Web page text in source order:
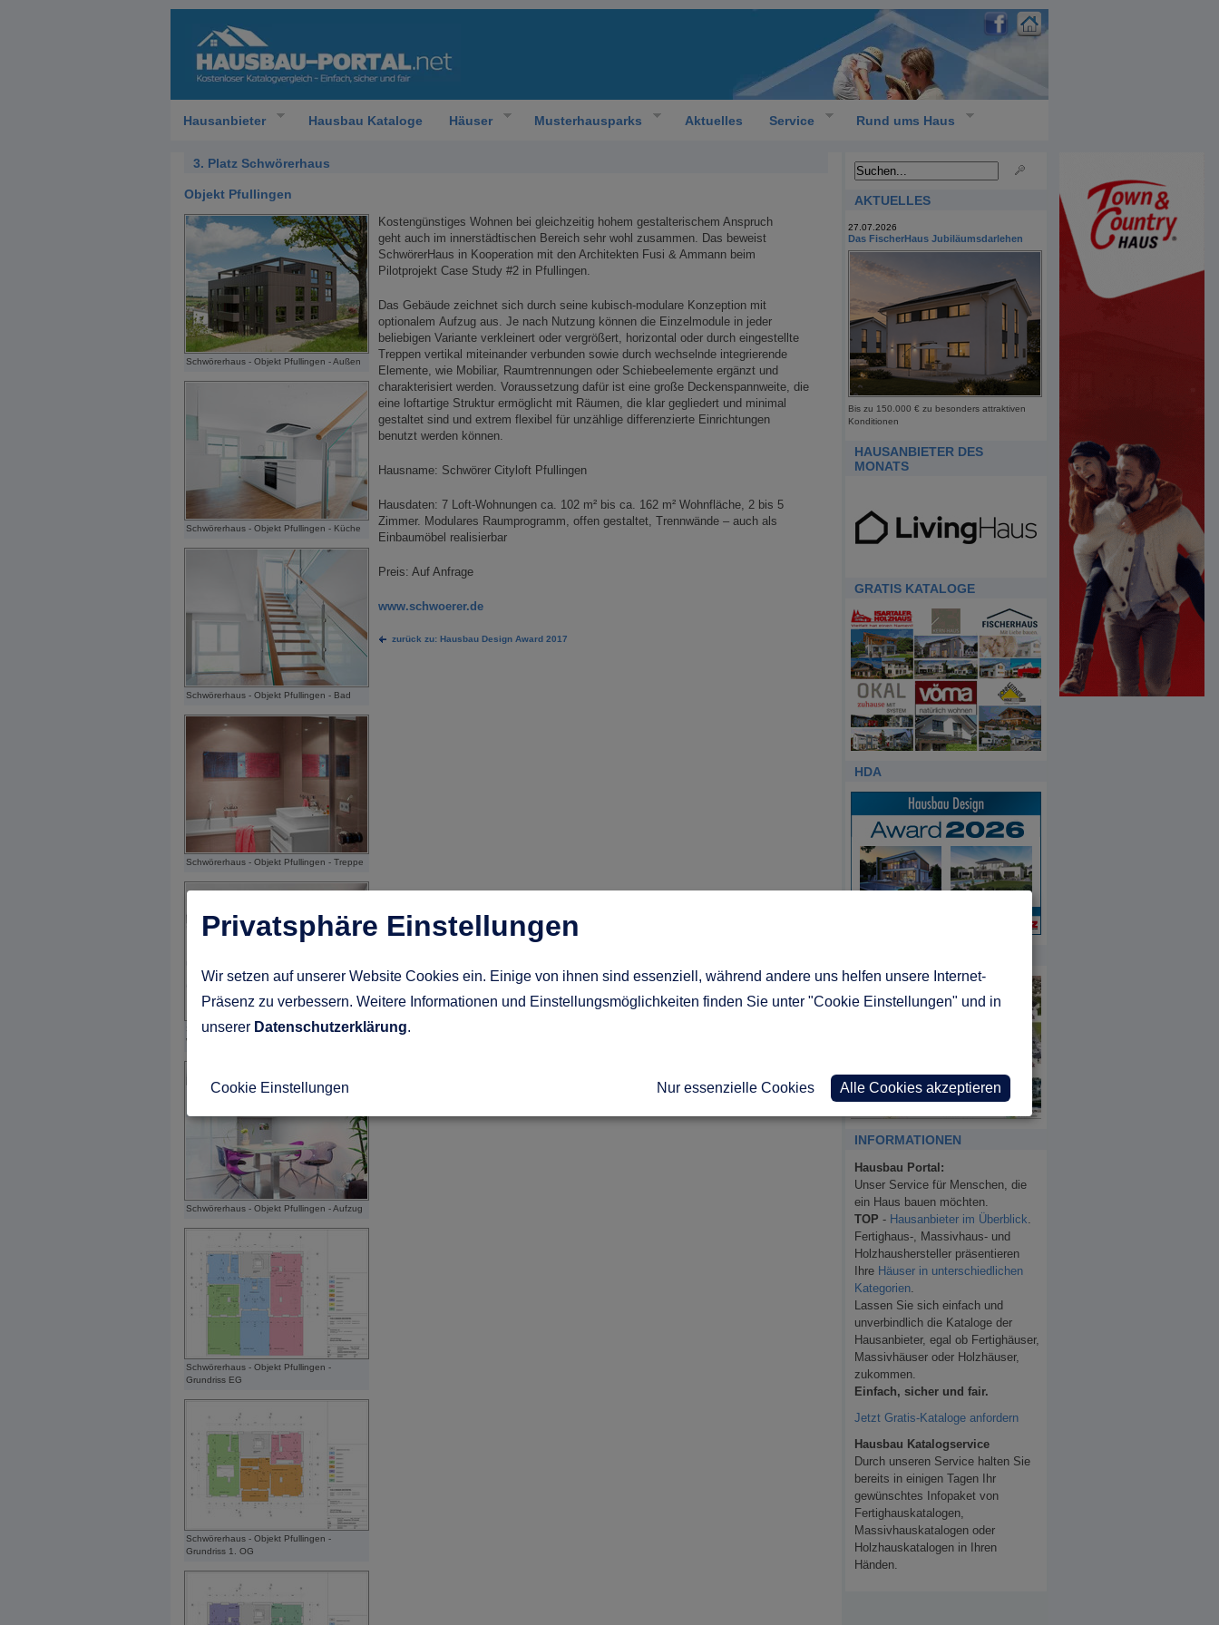
Hausanbieter Hausbau Kataloge Häuser Musterhausparks Aktuelles Service Rund ums Haus
3. Platz Schwörerhaus
Objekt Pfullingen
Schwörerhaus - Objekt Pfullingen - Außen
Schwörerhaus - Objekt Pfullingen - Küche
Schwörerhaus - Objekt Pfullingen - Bad
Schwörerhaus - Objekt Pfullingen - Treppe
Schwörerhaus - Objekt Pfullingen -
Wohnen
Schwörerhaus - Objekt Pfullingen - Aufzug
Schwörerhaus - Objekt Pfullingen -
Grundriss EG
Schwörerhaus - Objekt Pfullingen -
Grundriss 1. OG
Kostengünstiges Wohnen bei gleichzeitig hohem gestalterischem Anspruch
geht auch im innerstädtischen Bereich sehr wohl zusammen. Das beweist
SchwörerHaus in Kooperation mit den Architekten Fusi & Ammann beim
Pilotprojekt Case Study #2 in Pfullingen.
Das Gebäude zeichnet sich durch seine kubisch-modulare Konzeption mit
optionalem Aufzug aus. Je nach Nutzung können die Einzelmodule in jeder
beliebigen Variante verkleinert oder vergrößert, horizontal oder durch eingestellte
Treppen vertikal miteinander verbunden sowie durch wechselnde integrierende
Elemente, wie Mobiliar, Raumtrennungen oder Schiebeelemente ergänzt und
charakterisiert werden. Voraussetzung dafür ist eine große Deckenspannweite, die
eine loftartige Struktur ermöglicht mit Räumen, die klar gegliedert und minimal
gestaltet sind und extrem flexibel für unzählige differenzierte Einrichtungen
benutzt werden können.
Hausname: Schwörer Cityloft Pfullingen
Hausdaten: 7 Loft-Wohnungen ca. 102 m² bis ca. 162 m² Wohnfläche, 2 bis 5
Zimmer. Modulares Raumprogramm, offen gestaltet, Trennwände – auch als
Einbaumöbel realisierbar
Preis: Auf Anfrage
www.schwoerer.de
zurück zu: Hausbau Design Award 2017
AKTUELLES
27.07.2026
Das FischerHaus Jubiläumsdarlehen
Bis zu 150.000 € zu besonders attraktiven
Konditionen
HAUSANBIETER DES
MONATS
GRATIS KATALOGE
HDA
INFORMATIONEN
Hausbau Portal:
Unser Service für Menschen, die
ein Haus bauen möchten.
TOP - Hausanbieter im Überblick
Fertighaus-, Massivhaus- und
Holzhaushersteller präsentieren
Ihre Häuser in unterschiedlichen
Kategorien
Lassen Sie sich einfach und
unverbindlich die Kataloge der
Hausanbieter, egal ob Fertighäuser,
Massivhäuser oder Holzhäuser,
zukommen.
Einfach, sicher und fair.
Jetzt Gratis-Kataloge anfordern
Hausbau Katalogservice
Durch unseren Service halten Sie
bereits in einigen Tagen Ihr
gewünschtes Infopaket von
Fertighauskatalogen,
Massivhauskatalogen oder
Holzhauskatalogen in Ihren
Händen.
Privatsphäre Einstellungen
Wir setzen auf unserer Website Cookies ein. Einige von ihnen sind essenziell, während andere uns helfen unsere Internet-
Präsenz zu verbessern. Weitere Informationen und Einstellungsmöglichkeiten finden Sie unter "Cookie Einstellungen" und in
unserer Datenschutzerklärung.
Cookie Einstellungen Nur essenzielle Cookies Alle Cookies akzeptieren